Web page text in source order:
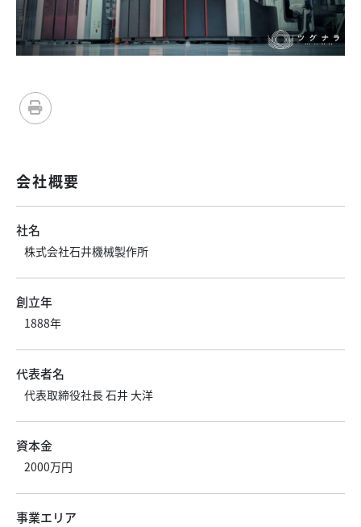
会社概要
社名
株式会社石井機械製作所
創立年
1888年
代表者名
代表取締役社長 石井 大洋
資本金
2000万円
事業エリア